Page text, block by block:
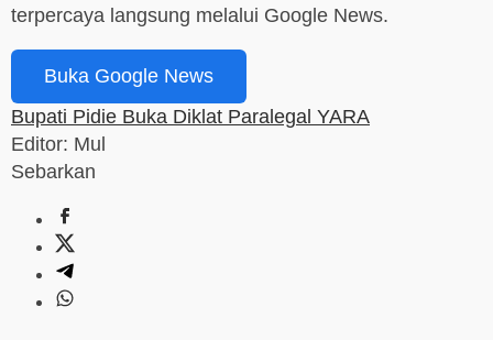
terpercaya langsung melalui Google News.
Buka Google News
Bupati Pidie Buka Diklat Paralegal YARA
Editor: Mul
Sebarkan